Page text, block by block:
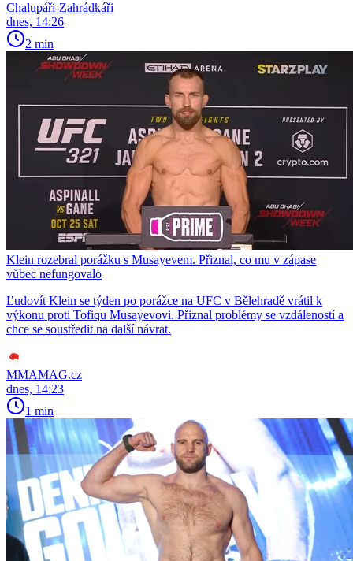
Chalupáři-Zahrádkáři
dnes, 14:26
2 min
Klein rozebral porážku s Musayevem. Přiznal, co mu v zápase
vůbec nefungovalo
Ľudovít Klein se týden po porážce na UFC v Bělehradě vrátil k
výkonu proti Tofiqu Musayevovi. Přiznal problémy se vzdáleností a
chce se soustředit na další návrat.
MMAMAG.cz
dnes, 14:23
1 min